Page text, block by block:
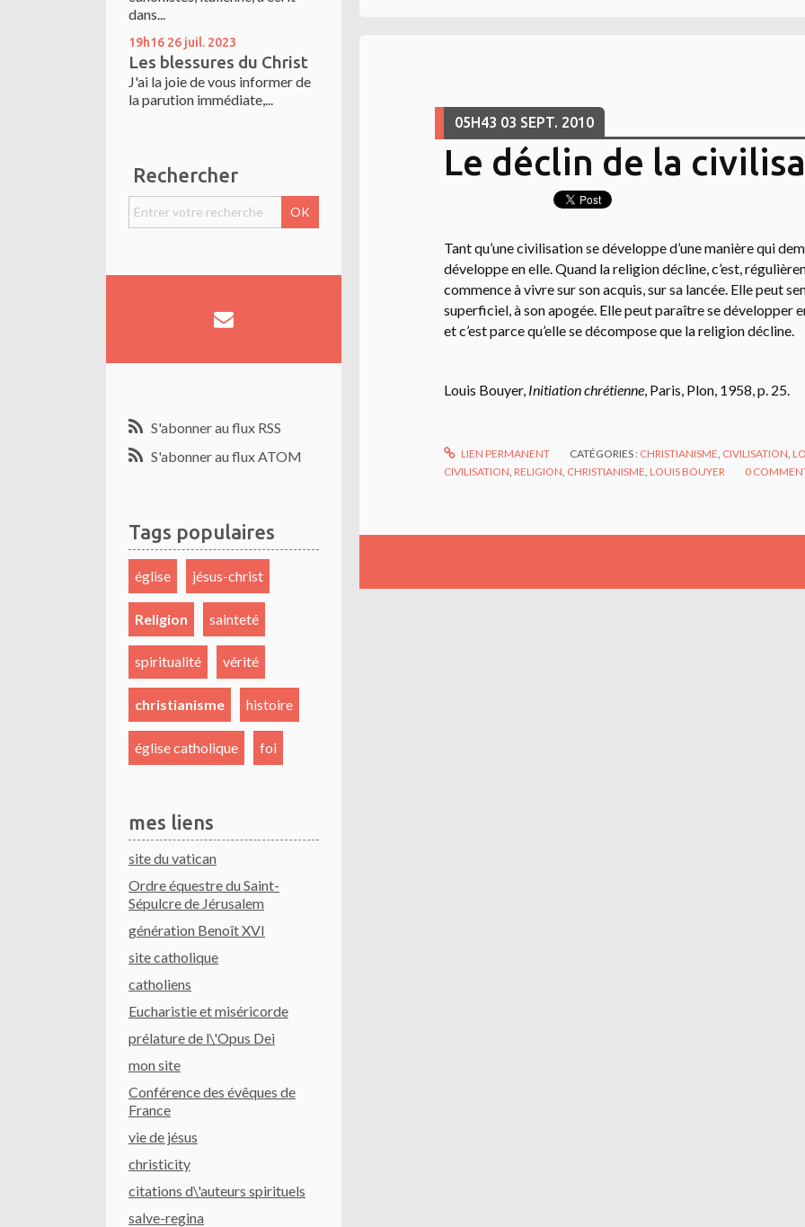
dans...
19h16 26 juil. 2023
Les blessures du Christ
J'ai la joie de vous informer de
la parution immédiate,...
Rechercher
S'abonner au flux RSS
S'abonner au flux ATOM
Tags populaires
église jésus-christ
Religion sainteté
spiritualité vérité
christianisme histoire
église catholique foi
mes liens
site du vatican
Ordre équestre du Saint-
Sépulcre de Jérusalem
génération Benoît XVI
site catholique
catholiens
Eucharistie et miséricorde
prélature de l\'Opus Dei
mon site
Conférence des évêques de
France
vie de jésus
christicity
citations d\'auteurs spirituels
salve-regina
05H43 03 SEPT. 2010
Le déclin de la
Tant qu’une civilisation se développe d’une manière qui
développe en elle. Quand la religion décline, c’est,
commence à vivre sur son acquis, sur sa lancée. Elle peut
superficiel, à son apogée. Elle peut paraître se développer
et c’est parce qu’elle se décompose que la religion décline.
Louis Bouyer, Initiation chrétienne, Paris, Plon, 1958, p. 25.
LIEN PERMANENT CATÉGORIES : CHRISTIANISME, CIVILISATION,
CIVILISATION, RELIGION, CHRISTIANISME, LOUIS BOUYER 0